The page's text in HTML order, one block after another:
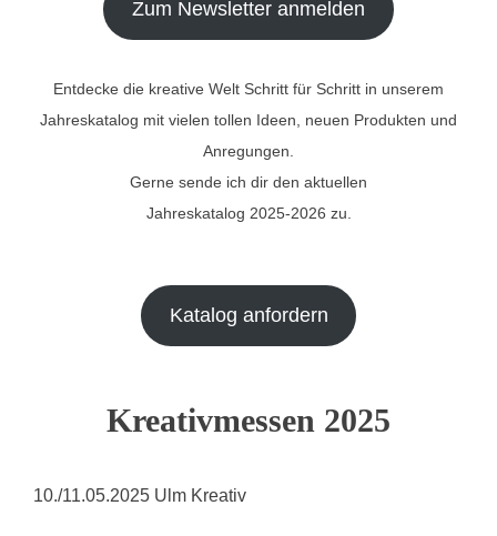
Zum Newsletter anmelden
Entdecke die kreative Welt Schritt für Schritt in unserem
Jahreskatalog mit vielen tollen Ideen, neuen Produkten und
Anregungen.
Gerne sende ich dir den aktuellen
Jahreskatalog 2025-2026 zu.
Katalog anfordern
Kreativmessen 2025
10./11.05.2025 Ulm Kreativ